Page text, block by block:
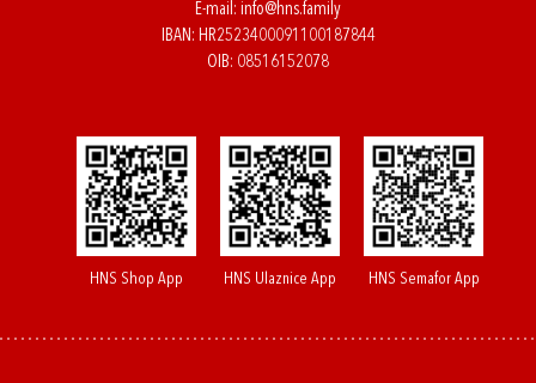
E-mail: info@hns.family
IBAN: HR2523400091100187844
OIB: 08516152078
HNS Shop App HNS Ulaznice App HNS Semafor App